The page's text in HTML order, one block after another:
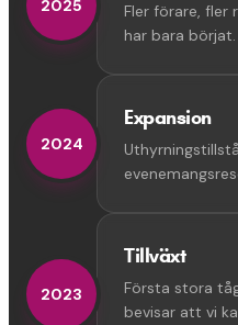
Fler förare, fler
har bara börjat.
2025
Expansion
2024
Tillväxt
Första stora
bevisar att vi
2023